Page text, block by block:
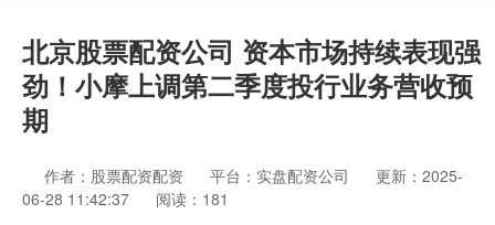
北京股票配资公司 资本市场持续表现强
劲！小摩上调第二季度投行业务营收预
期
作者：股票配资配资 平台：实盘配资公司
更新：2025-
06-28 11:42:37
阅读：181